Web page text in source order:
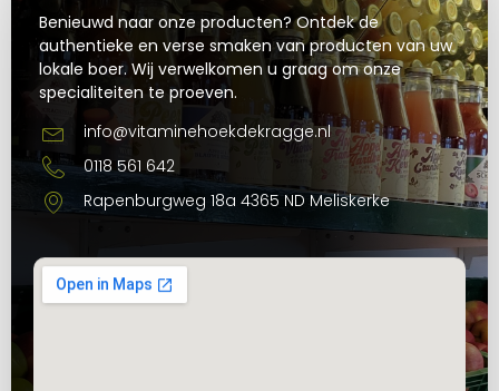
Benieuwd naar onze producten? Ontdek de
authentieke en verse smaken van producten van uw
lokale boer. Wij verwelkomen u graag om onze
specialiteiten te proeven.
info@vitaminehoekdekragge.nl
0118 561 642
Rapenburgweg 18a 4365 ND Meliskerke